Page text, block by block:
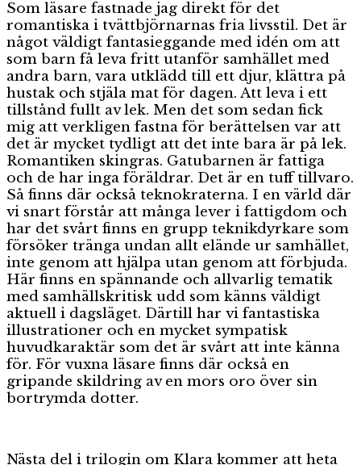
Som läsare fastnade jag direkt för det
romantiska i tvättbjörnarnas fria livsstil. Det är
något väldigt fantasieggande med idén om att
som barn få leva fritt utanför samhället med
andra barn, vara utklädd till ett djur, klättra på
hustak och stjäla mat för dagen. Att leva i ett
tillstånd fullt av lek. Men det som sedan fick
mig att verkligen fastna för berättelsen var att
det är mycket tydligt att det inte bara är på lek.
Romantiken skingras. Gatubarnen är fattiga
och de har inga föräldrar. Det är en tuff tillvaro.
Så finns där också teknokraterna. I en värld där
vi snart förstår att många lever i fattigdom och
har det svårt finns en grupp teknikdyrkare som
försöker tränga undan allt elände ur samhället,
inte genom att hjälpa utan genom att förbjuda.
Här finns en spännande och allvarlig tematik
med samhällskritisk udd som känns väldigt
aktuell i dagsläget. Därtill har vi fantastiska
illustrationer och en mycket sympatisk
huvudkaraktär som det är svårt att inte känna
för. För vuxna läsare finns där också en
gripande skildring av en mors oro över sin
bortrymda dotter.
Nästa del i trilogin om Klara kommer att heta